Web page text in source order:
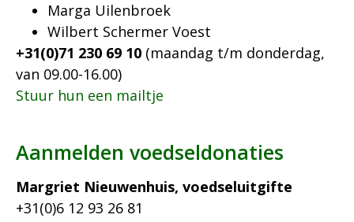
Marga Uilenbroek
Wilbert Schermer Voest
+31(0)71 230 69 10 (maandag t/m donderdag,
van 09.00-16.00)
Stuur hun een mailtje
Aanmelden voedseldonaties
Margriet Nieuwenhuis, voedseluitgifte
+31(0)6 12 93 26 81